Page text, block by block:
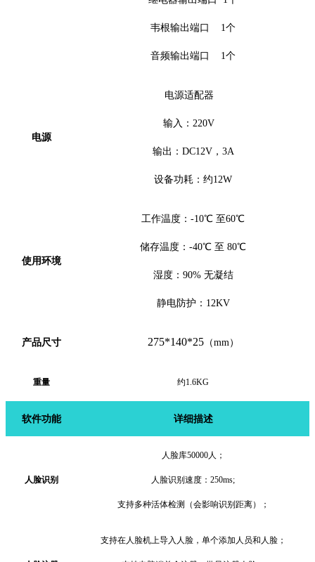
韦根输出端口 1个
音频输出端口 1个
电源
电源适配器
输入： 220V
输出： DC12V， 3A
设备功耗：约12W
使用环境
工作温度： -10℃ 至60℃
储存温度： -40℃ 至 80℃
湿度： 90% 无凝结
静电防护： 12KV
产品尺寸 275*140*25（mm）
重量 约1.6KG
软件功能 详细描述
人脸识别
人脸库50000人；
人脸识别速度： 250ms;
支持多种活体检测（会影响识别距离）；
支持在人脸机上导入人脸，单个添加人员和人脸；